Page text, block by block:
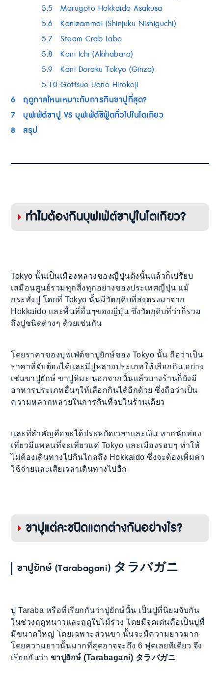
5.5
Marugoto Hokkaido Asakusa
5.6
Kanizammai (Shinjuku Nishiguchi)
5.7
Steam Crab Labo
5.8
Kani Ichi (Akihabara)
5.9
Kani Doraku Tokyo (Ginza)
5.10 Gottsuo Ueno Hirokoji
6 ฤดูกาลไหนเหมาะกับการกินขาปูที่สุด?
7 บุฟเฟ่ต์ขาปู VS บุฟเฟ่ต์ซีฟู้ดทั่วไปในโตเกียว
8 สรุป
ทำไมต้องกินบุฟเฟ่ต์ขาปูในโตเกียว?
Tokyo นั้นเป็นเมืองหลวงของญี่ปุ่นดังนั้นแล้วก็เปรียบ
เสมือนศูนย์รวมทุกสิ่งทุกอย่างของประเทศญี่ปุ่น แม้
กระทั่งปู โดยที่ Tokyo นั้นมีวัตถุดิบที่ส่งตรงมาจาก
Hokkaido และพื้นที่อื่นๆของญี่ปุ่น ซึ่งวัตถุดิบที่ว่าก็รวม
ถึงปูชนิดต่างๆ ด้วยเช่นกัน
โดยราคาของบุฟเฟ่ต์ขาปูยักษ์ของ Tokyo นั้น ถือว่าเป็น
ราคาที่จับต้องได้และมีปูหลายประเภทให้เลือกกิน อย่าง
เช่นขาปูยักษ์ ขาปูหิมะ นอกจากนั้นแล้วบางร้านก็ยังมี
อาหารประเภทอื่นๆให้เลือกกินได้อีกด้วย ซึ่งถือว่าเป็น
ความหลากหลายในการกินที่จบในร้านเดียว
และที่สำคัญคือจะได้ประหยัดเวลาและเงิน หากนักท่อง
เที่ยวมีแพลนที่จะเที่ยวแค่ Tokyo และเมืองรอบๆ ทำให้
ไม่ต้องเดินทางไปกินไกลถึง Hokkaido ซึ่งจะต้องเพิ่มค่า
ใช้จ่ายและเสียเวลาเดินทางไปอีก
ขาปูแต่ละชนิดแตกต่างกันอย่างไร?
ขาปูยักษ์ (Tarabagani) タラバガニ
ปู Taraba หรือที่เรียกกันว่าปูยักษ์นั้น เป็นปูที่นิยมจับกัน
ในช่วงฤดูหนาวและฤดูใบไม้ร่วง โดยมีจุดเด่นคือเป็นปูที่
มีขนาดใหญ่ โดยเฉพาะส่วนขา นั้นจะมีความยาวมาก
โดยความยาวนั้นมากที่สุดอาจจะถึง 6 ฟุตเลยทีเดียว จึง
เรียกกันว่า ขาปูยักษ์ (Tarabagani) タラバガニ